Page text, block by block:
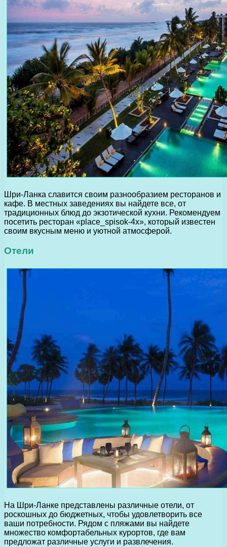
Шри-Ланка славится своим разнообразием ресторанов и
кафе. В местных заведениях вы найдете все, от
традиционных блюд до экзотической кухни. Рекомендуем
посетить ресторан «place_spisok-4x», который известен
своим вкусным меню и уютной атмосферой.
Отели
На Шри-Ланке представлены различные отели, от
роскошных до бюджетных, чтобы удовлетворить все
ваши потребности. Рядом с пляжами вы найдете
множество комфортабельных курортов, где вам
предложат различные услуги и развлечения.